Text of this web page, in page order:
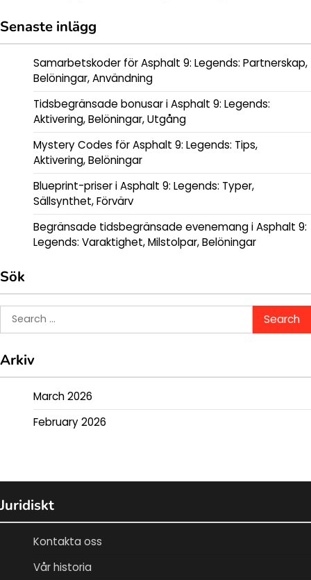
Senaste inlägg
Samarbetskoder för Asphalt 9: Legends: Partnerskap,
Belöningar, Användning
Tidsbegränsade bonusar i Asphalt 9: Legends:
Aktivering, Belöningar, Utgång
Mystery Codes för Asphalt 9: Legends: Tips,
Aktivering, Belöningar
Blueprint-priser i Asphalt 9: Legends: Typer,
Sällsynthet, Förvärv
Begränsade tidsbegränsade evenemang i Asphalt 9:
Legends: Varaktighet, Milstolpar, Belöningar
Sök
Search
for:
Arkiv
March 2026
February 2026
Juridiskt
Kontakta oss
Vår historia